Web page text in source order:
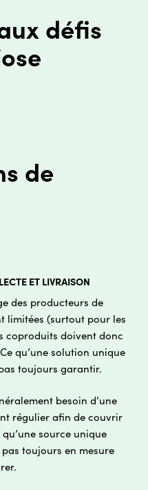
défis
de
ET LIVRAISON
des producteurs de
limitées (surtout pour les
coproduits doivent donc
qu’une solution unique
toujours garantir.
besoin d’une
régulier afin de couvrir
source unique
toujours en mesure